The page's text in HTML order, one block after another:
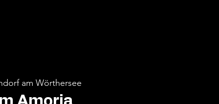
am Wörthersee